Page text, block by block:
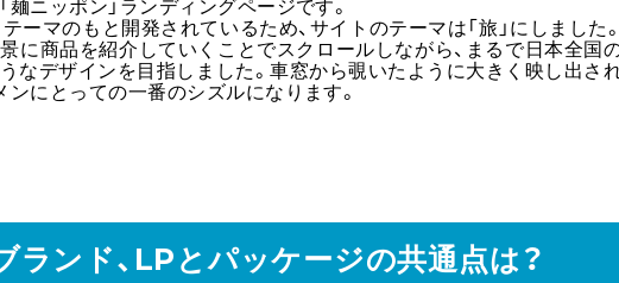
麺ニッポン」ランディングページです。
テーマのもと開発されているため、サイトのテーマは「旅」にしました
に商品を紹介していくことでスクロールしながら、まるで日本全国
なデザインを目指しました。車窓から覗いたように大きく映し出さ
ンにとっての一番のシズルになります。
ランド、LPとパッケージの共通点は？